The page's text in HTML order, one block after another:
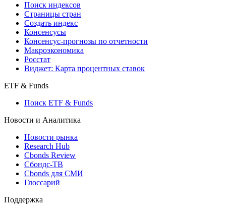
Поиск индексов
Страницы стран
Создать индекс
Консенсусы
Консенсус-прогнозы по отчетности
Макроэкономика
Росстат
Виджет: Карта процентных ставок
ETF & Funds
Поиск ETF & Funds
Новости и Аналитика
Новости рынка
Research Hub
Cbonds Review
Сбондс-ТВ
Cbonds для СМИ
Глоссарий
Поддержка